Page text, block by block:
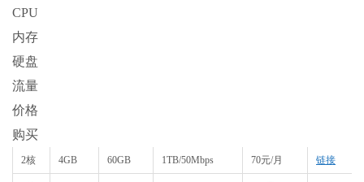
CPU
内存
硬盘
流量
价格
购买
2核 4GB 60GB 1TB/50Mbps 70元/月 链接